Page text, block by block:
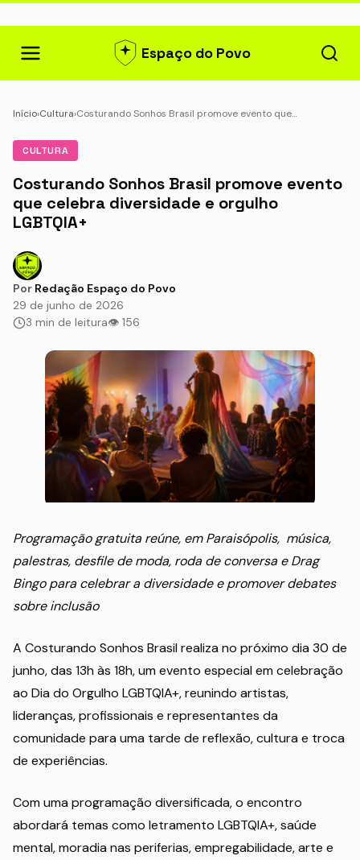
Espaço do Povo
Início›Cultura›Costurando Sonhos Brasil promove evento que…
CULTURA
Costurando Sonhos Brasil promove evento
que celebra diversidade e orgulho
LGBTQIA+
Por Redação Espaço do Povo
29 de junho de 2026
3 min de leitura👁 156
Programação gratuita reúne, em Paraisópolis, música,
palestras, desfile de moda, roda de conversa e Drag
Bingo para celebrar a diversidade e promover debates
sobre inclusão
A Costurando Sonhos Brasil realiza no próximo dia 30 de
junho, das 13h às 18h, um evento especial em celebração
ao Dia do Orgulho LGBTQIA+, reunindo artistas,
lideranças, profissionais e representantes da
comunidade para uma tarde de reflexão, cultura e troca
de experiências.
Com uma programação diversificada, o encontro
abordará temas como letramento LGBTQIA+, saúde
mental, moradia nas periferias, empregabilidade, arte e